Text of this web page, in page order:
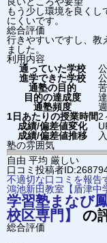
もう少し環境を良くし
にくいです。
総合評価
行きやすいですし、教
ました。
利用内容
通っていた学校
進学できた学校
通塾の目的
目的の達成度
通塾頻度
1日あたりの授業時間2
成績/偏差値変化
成績/偏差値推移
塾の雰囲気
自由 平均 厳しい
口コミ投稿者
不適切な口コミを報告
鴻池新田教室【盾津中
学習塾まなび
校区専門】
の
総合評価